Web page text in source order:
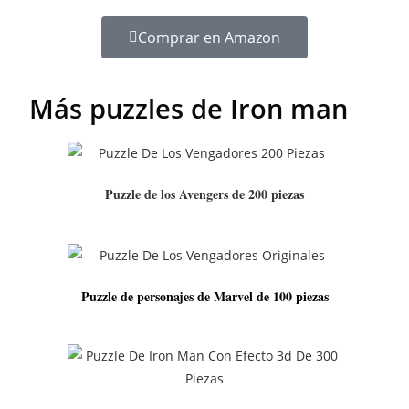
Comprar en Amazon
Más puzzles de Iron man
Puzzle de los Avengers de 200 piezas
Puzzle de personajes de Marvel de 100 piezas